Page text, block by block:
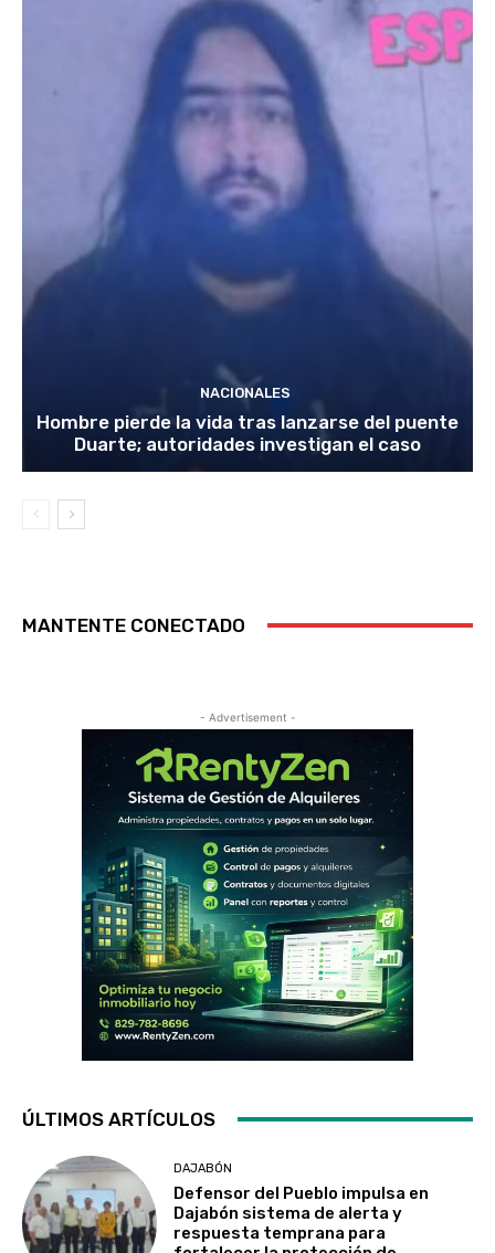
NACIONALES
Hombre pierde la vida tras lanzarse del puente
Duarte; autoridades investigan el caso
MANTENTE CONECTADO
- Advertisement -
ÚLTIMOS ARTÍCULOS
DAJABÓN
Defensor del Pueblo impulsa en
Dajabón sistema de alerta y
respuesta temprana para